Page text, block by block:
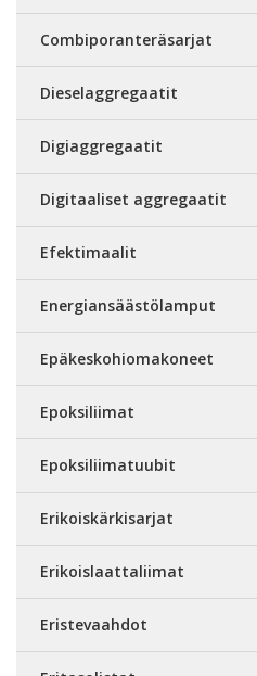
Combiporanteräsarjat
Dieselaggregaatit
Digiaggregaatit
Digitaaliset aggregaatit
Efektimaalit
Energiansäästölamput
Epäkeskohiomakoneet
Epoksiliimat
Epoksiliimatuubit
Erikoiskärkisarjat
Erikoislaattaliimat
Eristevaahdot